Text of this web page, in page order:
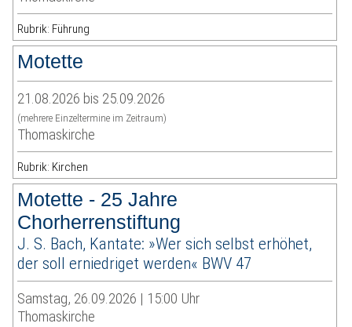
Rubrik: Führung
Motette
21.08.2026 bis 25.09.2026
(mehrere Einzeltermine im Zeitraum)
Thomaskirche
Rubrik: Kirchen
Motette - 25 Jahre
Chorherrenstiftung
J. S. Bach, Kantate: »Wer sich selbst erhöhet,
der soll erniedriget werden« BWV 47
Samstag, 26.09.2026 | 15:00 Uhr
Thomaskirche